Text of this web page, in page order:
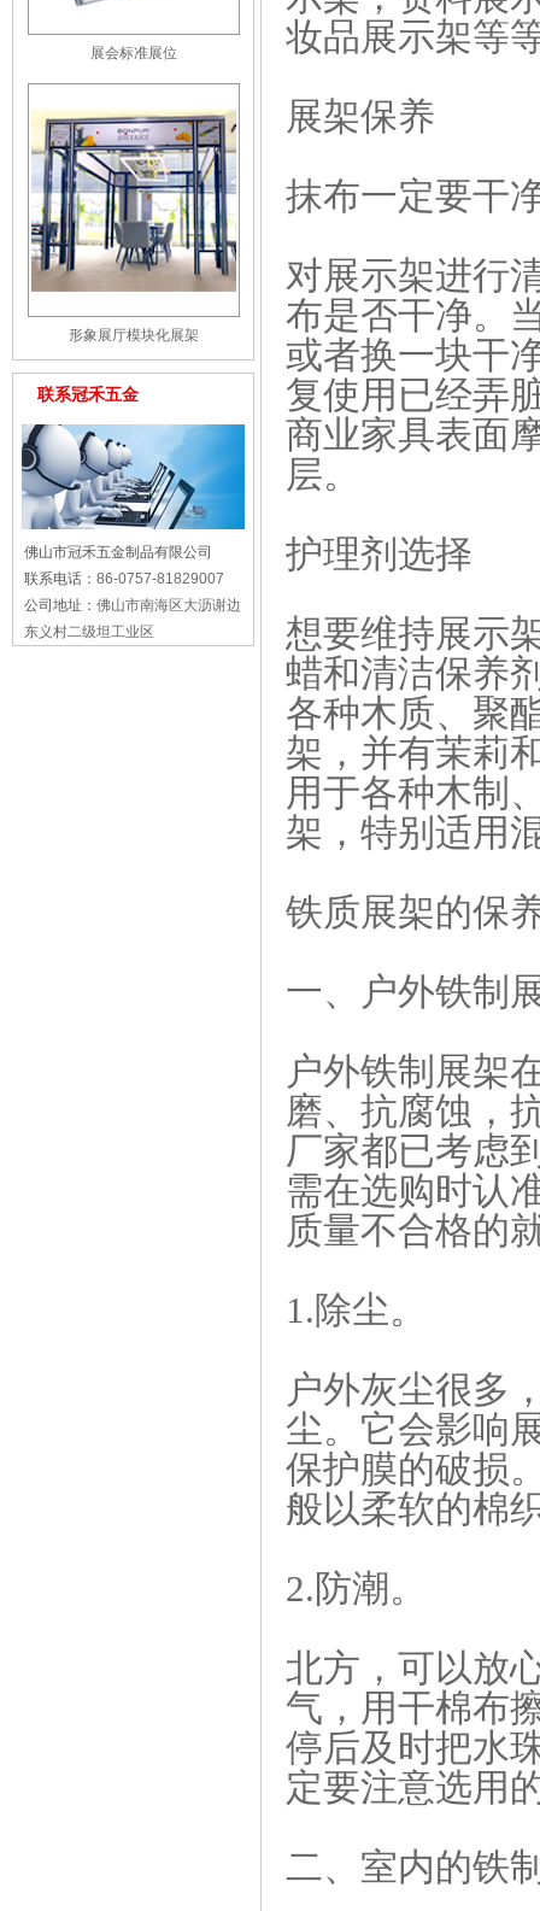
妆品展示架等
展架保养
抹布一定要干
对展示架进行
布是否干净。
或者换一块干
复使用已经弄
商业家具表面
层。
护理剂选择
想要维持展示
蜡和清洁保养
各种木质、聚
架，并有茉莉
用于各种木制
架，特别适用
铁质展架的保
一、户外铁制
户外铁制展架
磨、抗腐蚀，
厂家都已考虑
需在选购时认
质量不合格的
1.除尘。
户外灰尘很多
尘。它会影响
保护膜的破损
般以柔软的棉
2.防潮。
北方，可以放
气，用干棉布
停后及时把水
定要注意选
二、室内的
展会标准展位
形象展厅模块化展架
联系冠禾五金
佛山市冠禾五金制品有限公司
联系电话： 86-0757-81829007
公司地址： 佛山市南海区大沥谢边
东义村二级坦工业区